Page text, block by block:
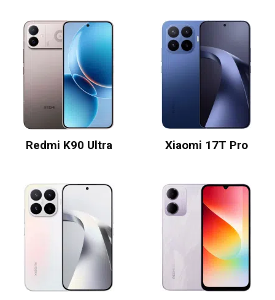
Redmi K90 Ultra Xiaomi 17T Pro